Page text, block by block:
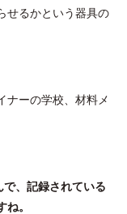
せるかという器具の
ナーの学校、材料メ
、記録されている
。